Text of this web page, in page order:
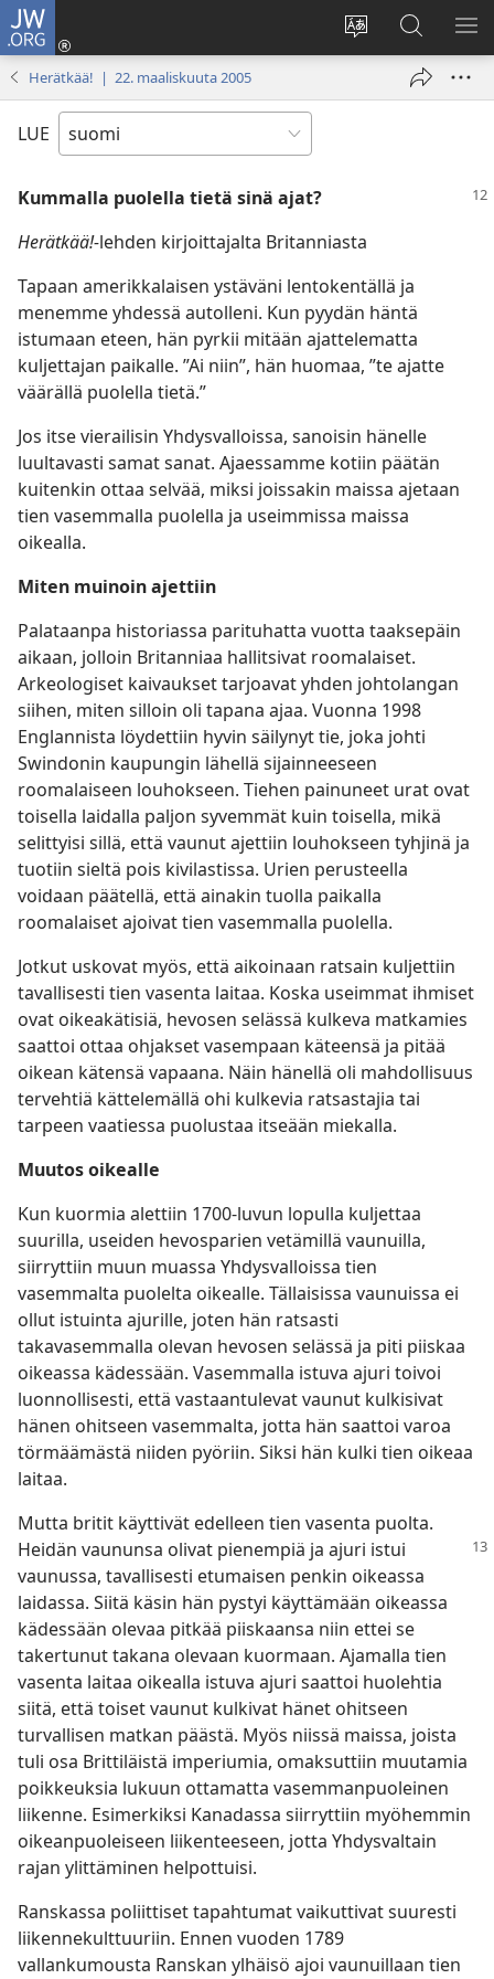
JW.ORG
Vaihda
sivuston
Kirjaudu
(avaa
Hae
JW.ORG-
sivustolta
Herätkää! | 22. maaliskuuta 2005
LUE
Kummalla puolella tietä sinä ajat?
Herätkää!-lehden kirjoittajalta Britanniasta
Tapaan amerikkalaisen ystäväni lentokentällä ja
menemme yhdessä autolleni. Kun pyydän häntä
istumaan eteen, hän pyrkii mitään ajattelematta
kuljettajan paikalle. ”Ai niin”, hän huomaa, ”te ajatte
väärällä puolella tietä.”
Jos itse vierailisin Yhdysvalloissa, sanoisin hänelle
luultavasti samat sanat. Ajaessamme kotiin päätän
kuitenkin ottaa selvää, miksi joissakin maissa ajetaan
tien vasemmalla puolella ja useimmissa maissa
oikealla.
Miten muinoin ajettiin
Palataanpa historiassa parituhatta vuotta taaksepäin
aikaan, jolloin Britanniaa hallitsivat roomalaiset.
Arkeologiset kaivaukset tarjoavat yhden johtolangan
siihen, miten silloin oli tapana ajaa. Vuonna 1998
Englannista löydettiin hyvin säilynyt tie, joka johti
Swindonin kaupungin lähellä sijainneeseen
roomalaiseen louhokseen. Tiehen painuneet urat ovat
toisella laidalla paljon syvemmät kuin toisella, mikä
selittyisi sillä, että vaunut ajettiin louhokseen tyhjinä ja
tuotiin sieltä pois kivilastissa. Urien perusteella
voidaan päätellä, että ainakin tuolla paikalla
roomalaiset ajoivat tien vasemmalla puolella.
Jotkut uskovat myös, että aikoinaan ratsain kuljettiin
tavallisesti tien vasenta laitaa. Koska useimmat ihmiset
ovat oikeakätisiä, hevosen selässä kulkeva matkamies
saattoi ottaa ohjakset vasempaan käteensä ja pitää
oikean kätensä vapaana. Näin hänellä oli mahdollisuus
tervehtiä kättelemällä ohi kulkevia ratsastajia tai
tarpeen vaatiessa puolustaa itseään miekalla.
Muutos oikealle
Kun kuormia alettiin 1700-luvun lopulla kuljettaa
suurilla, useiden hevosparien vetämillä vaunuilla,
siirryttiin muun muassa Yhdysvalloissa tien
vasemmalta puolelta oikealle. Tällaisissa vaunuissa ei
ollut istuinta ajurille, joten hän ratsasti
takavasemmalla olevan hevosen selässä ja piti piiskaa
oikeassa kädessään. Vasemmalla istuva ajuri toivoi
luonnollisesti, että vastaantulevat vaunut kulkisivat
hänen ohitseen vasemmalta, jotta hän saattoi varoa
törmäämästä niiden pyöriin. Siksi hän kulki tien oikeaa
laitaa.
Mutta britit käyttivät edelleen tien vasenta puolta.
Heidän vaununsa olivat pienempiä ja ajuri istui
vaunussa, tavallisesti etumaisen penkin oikeassa
laidassa. Siitä käsin hän pystyi käyttämään oikeassa
kädessään olevaa pitkää piiskaansa niin ettei se
takertunut takana olevaan kuormaan. Ajamalla tien
vasenta laitaa oikealla istuva ajuri saattoi huolehtia
siitä, että toiset vaunut kulkivat hänet ohitseen
turvallisen matkan päästä. Myös niissä maissa, joista
tuli osa Brittiläistä imperiumia, omaksuttiin muutamia
poikkeuksia lukuun ottamatta vasemmanpuoleinen
liikenne. Esimerkiksi Kanadassa siirryttiin myöhemmin
oikeanpuoleiseen liikenteeseen, jotta Yhdysvaltain
rajan ylittäminen helpottuisi.
Ranskassa poliittiset tapahtumat vaikuttivat suuresti
liikennekulttuuriin. Ennen vuoden 1789
vallankumousta Ranskan ylhäisö ajoi vaunuillaan tien